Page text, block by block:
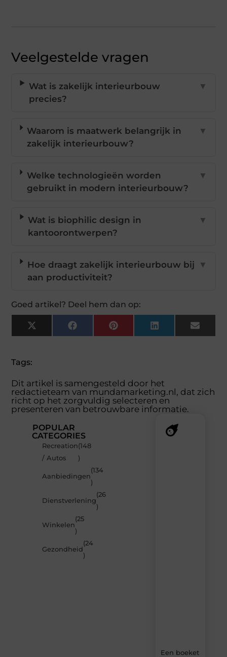
Veelgestelde vragen
Wat is zakelijk interieurbouw
precies?
▼
Waarom is maatwerk belangrijk in
zakelijk interieurbouw?
▼
Welke technologieën worden
gebruikt in modern interieurbouw?
▼
Wat is biophilic design in
kantoorontwerpen?
▼
Hoe draagt zakelijk interieurbouw bij
aan productiviteit?
▼
Goed artikel? Deel hem dan op:
X
(Twitter)
FacebookPinterestLinkedInEmail
Tags:
Dit artikel is samengesteld door het
redactieteam van mundamarketing.nl, dat zich
richt op het zorgvuldig selecteren en
presenteren van betrouwbare informatie.
POPULAR
CATEGORIES
Recreation
/ Autos
(148
)
Aanbiedingen
(134
)
Dienstverlening
(26
)
Winkelen
(25
)
Gezondheid
(24
)
Een boeket